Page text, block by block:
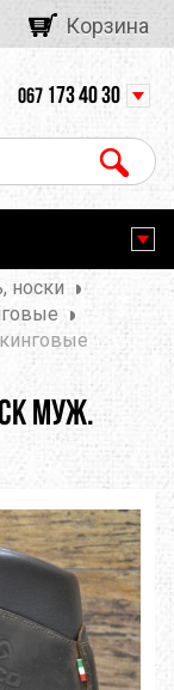
Корзина
067 173 40 30
носки
Муж.